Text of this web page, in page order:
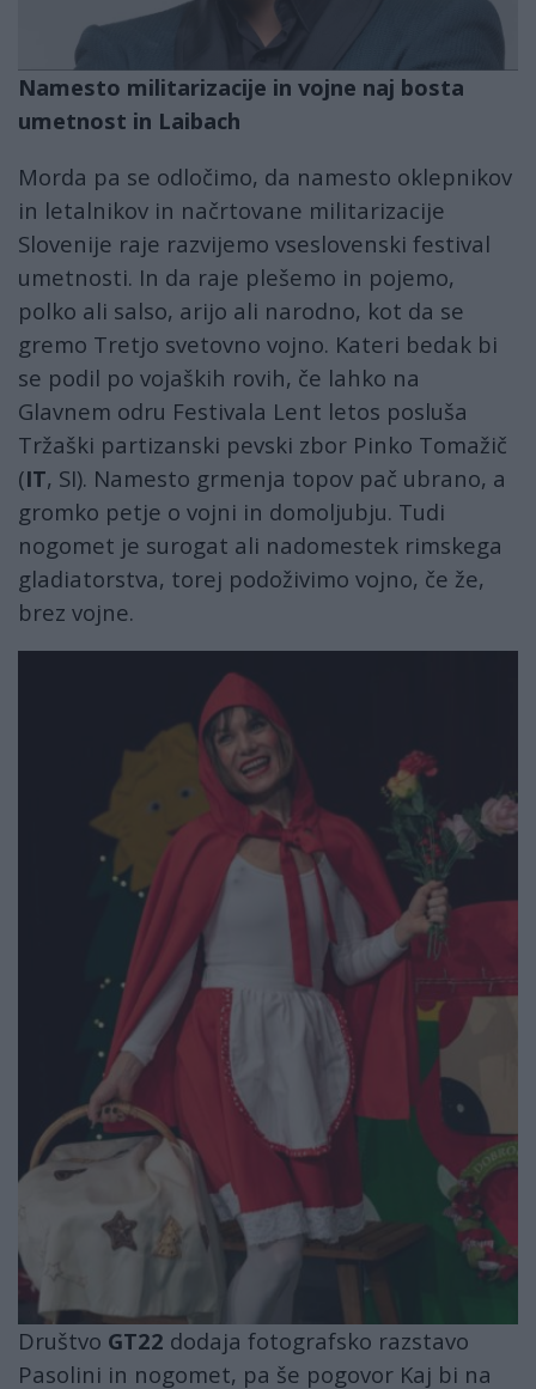
Namesto militarizacije in vojne naj bosta
umetnost in Laibach
Morda pa se odločimo, da namesto oklepnikov
in letalnikov in načrtovane militarizacije
Slovenije raje razvijemo vseslovenski festival
umetnosti. In da raje plešemo in pojemo,
polko ali salso, arijo ali narodno, kot da se
gremo Tretjo svetovno vojno. Kateri bedak bi
se podil po vojaških rovih, če lahko na
Glavnem odru Festivala Lent letos posluša
Tržaški partizanski pevski zbor Pinko Tomažič
(IT, SI). Namesto grmenja topov pač ubrano, a
gromko petje o vojni in domoljubju. Tudi
nogomet je surogat ali nadomestek rimskega
gladiatorstva, torej podoživimo vojno, če že,
brez vojne.
Društvo GT22 dodaja fotografsko razstavo
Pasolini in nogomet, pa še pogovor Kaj bi na